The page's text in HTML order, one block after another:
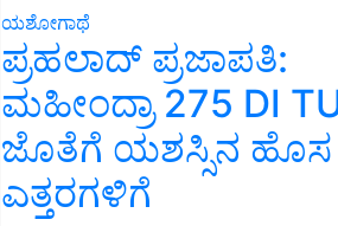
ಯಶೋಗಾಥೆ
ಪ್ರಹಲಾದ್ ಪ್ರಜಾಪತಿ:
ಮಹೀಂದ್ರಾ 275 DI
ಜೊತೆಗೆ ಯಶಸ್ಸಿನ ಹೊಸ
ಎತ್ತರಗಳಿಗೆ